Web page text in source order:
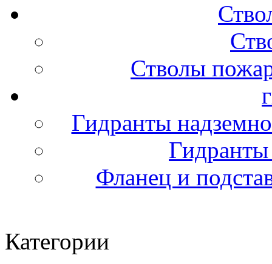
Стволы
Гидранты
Фланец и
Категории